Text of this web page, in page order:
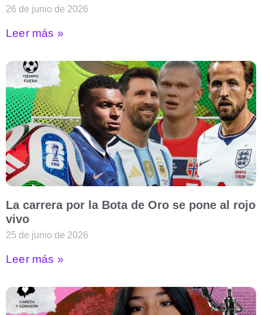
26 de junio de 2026
Leer más »
La carrera por la Bota de Oro se pone al rojo
vivo
25 de junio de 2026
Leer más »